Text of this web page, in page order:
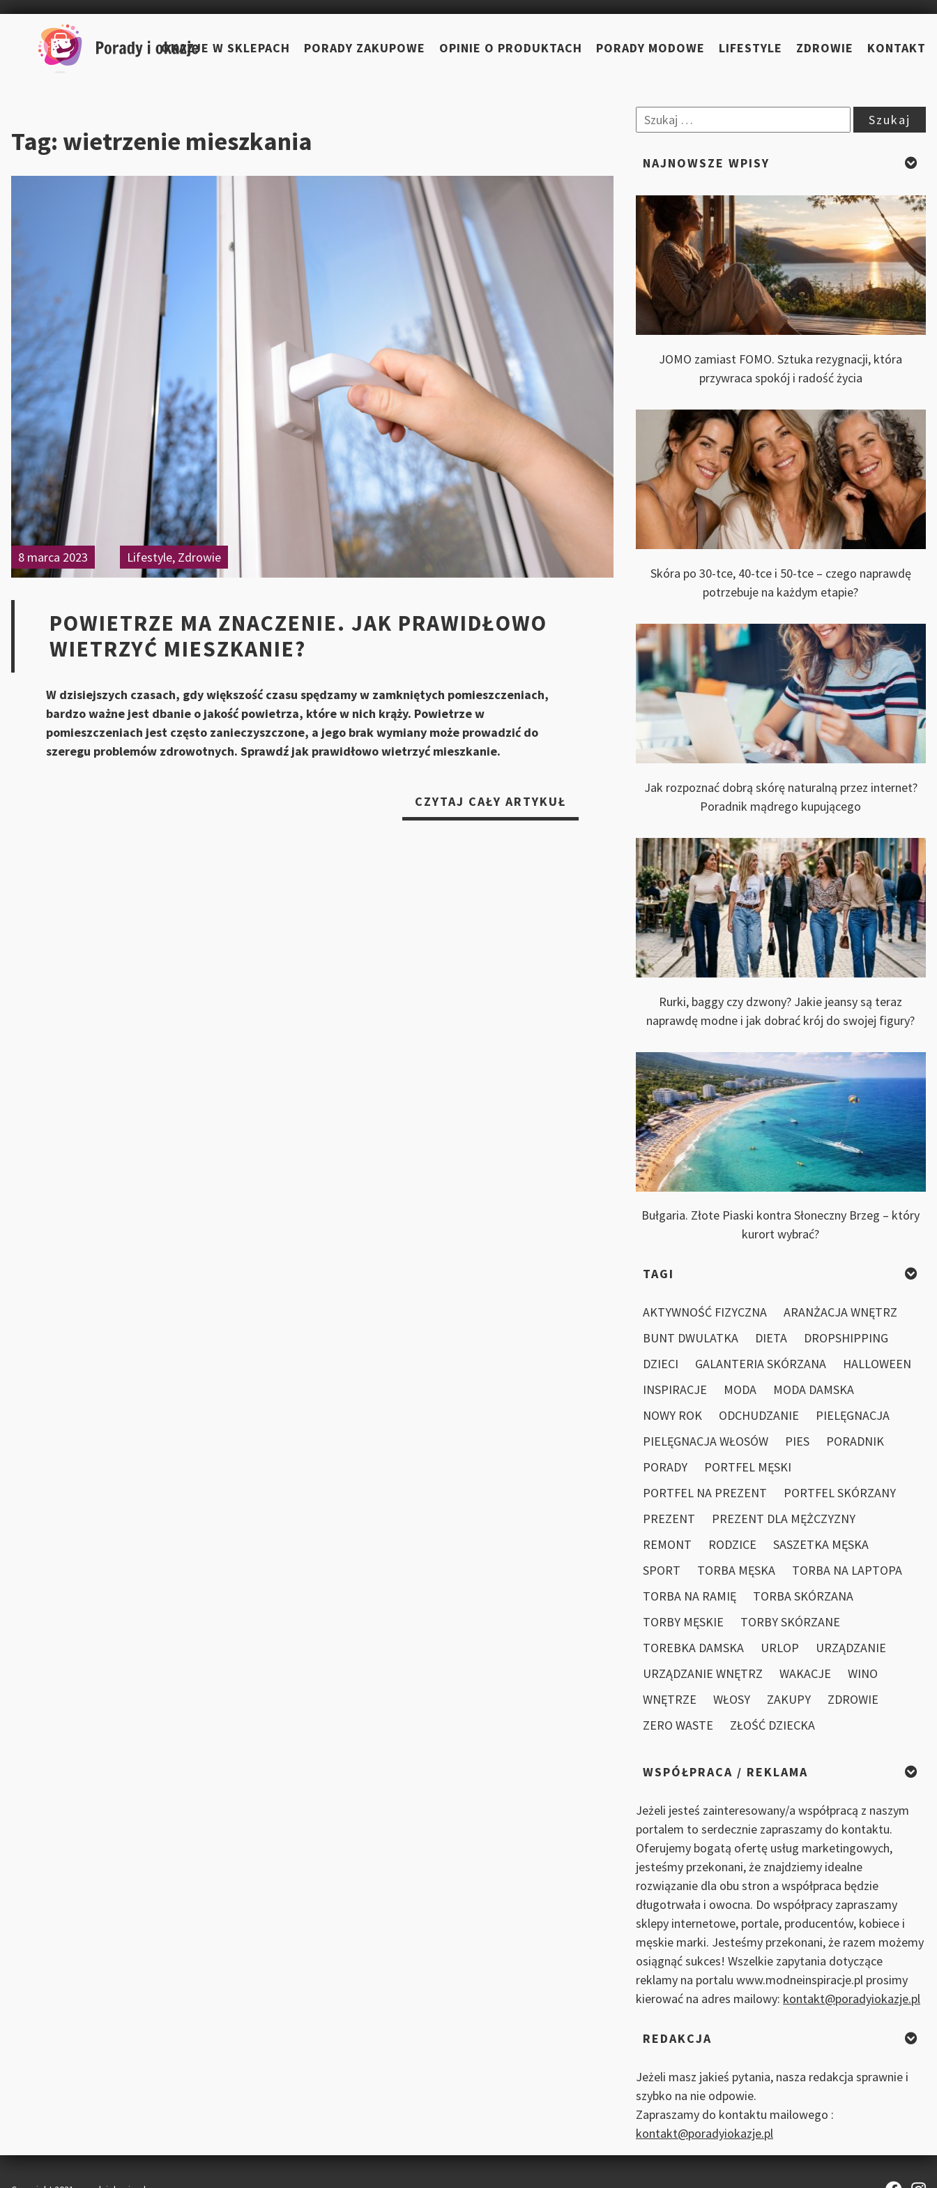
OKAZJE W SKLEPACH PORADY ZAKUPOWE OPINIE O PRODUKTACH PORADY MODOWE LIFESTYLE ZDROWIE KONTAKT
Tag: wietrzenie mieszkania
8 marca 2023 Lifestyle, Zdrowie
POWIETRZE MA ZNACZENIE. JAK PRAWIDŁOWO
WIETRZYĆ MIESZKANIE?
W dzisiejszych czasach, gdy większość czasu spędzamy w zamkniętych pomieszczeniach,
bardzo ważne jest dbanie o jakość powietrza, które w nich krąży. Powietrze w
pomieszczeniach jest często zanieczyszczone, a jego brak wymiany może prowadzić do
szeregu problemów zdrowotnych. Sprawdź jak prawidłowo wietrzyć mieszkanie.
CZYTAJ CAŁY ARTYKUŁ
MA
ZNACZENIE.
PRAWIDŁOWO
MIESZKANIE?
Szukaj:
NAJNOWSZE WPISY
JOMO zamiast FOMO. Sztuka rezygnacji, która
przywraca spokój i radość życia
Skóra po 30-tce, 40-tce i 50-tce – czego naprawdę
potrzebuje na każdym etapie?
Jak rozpoznać dobrą skórę naturalną przez internet?
Poradnik mądrego kupującego
Rurki, baggy czy dzwony? Jakie jeansy są teraz
naprawdę modne i jak dobrać krój do swojej figury?
Bułgaria. Złote Piaski kontra Słoneczny Brzeg – który
kurort wybrać?
TAGI
AKTYWNOŚĆ FIZYCZNA
ARANŻACJA WNĘTRZ
BUNT DWULATKA
DIETA
DROPSHIPPING
DZIECI
GALANTERIA SKÓRZANA
HALLOWEEN
INSPIRACJE
MODA
MODA DAMSKA
NOWY ROK
ODCHUDZANIE
PIELĘGNACJA
PIELĘGNACJA WŁOSÓW
PIES
PORADNIK
PORADY
PORTFEL MĘSKI
PORTFEL NA PREZENT
PORTFEL SKÓRZANY
PREZENT
PREZENT DLA MĘŻCZYZNY
REMONT
RODZICE
SASZETKA MĘSKA
SPORT
TORBA MĘSKA
TORBA NA LAPTOPA
TORBA NA RAMIĘ
TORBA SKÓRZANA
TORBY MĘSKIE
TORBY SKÓRZANE
TOREBKA DAMSKA
URLOP
URZĄDZANIE
URZĄDZANIE WNĘTRZ
WAKACJE
WINO
WNĘTRZE
WŁOSY ZAKUPY
ZDROWIE
ZERO WASTE
ZŁOŚĆ DZIECKA
WSPÓŁPRACA / REKLAMA
Jeżeli jesteś zainteresowany/a współpracą z naszym
portalem to serdecznie zapraszamy do kontaktu.
Oferujemy bogatą ofertę usług marketingowych,
jesteśmy przekonani, że znajdziemy idealne
rozwiązanie dla obu stron a współpraca będzie
długotrwała i owocna. Do współpracy zapraszamy
sklepy internetowe, portale, producentów, kobiece i
męskie marki. Jesteśmy przekonani, że razem możemy
osiągnąć sukces! Wszelkie zapytania dotyczące
reklamy na portalu www.modneinspiracje.pl prosimy
kierować na adres mailowy: kontakt@poradyiokazje.pl
REDAKCJA
Jeżeli masz jakieś pytania, nasza redakcja sprawnie i
szybko na nie odpowie.
Zapraszamy do kontaktu mailowego :
kontakt@poradyiokazje.pl